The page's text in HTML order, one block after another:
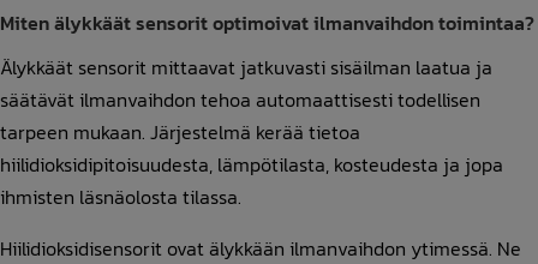
Miten älykkäät sensorit optimoivat ilmanvaihdon toimintaa?
Älykkäät sensorit mittaavat jatkuvasti sisäilman laatua ja
säätävät ilmanvaihdon tehoa automaattisesti todellisen
tarpeen mukaan. Järjestelmä kerää tietoa
hiilidioksidipitoisuudesta, lämpötilasta, kosteudesta ja jopa
ihmisten läsnäolosta tilassa.
Hiilidioksidisensorit ovat älykkään ilmanvaihdon ytimessä. Ne